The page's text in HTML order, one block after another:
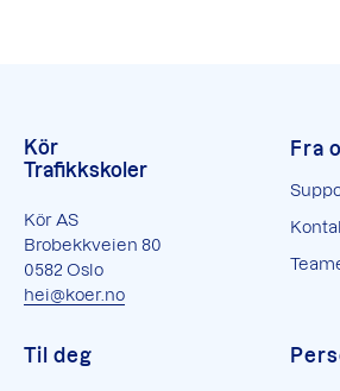
Kör
Trafikkskoler
Kör AS
Brobekkveien 80
0582 Oslo
hei@koer.no
Fra
Til deg